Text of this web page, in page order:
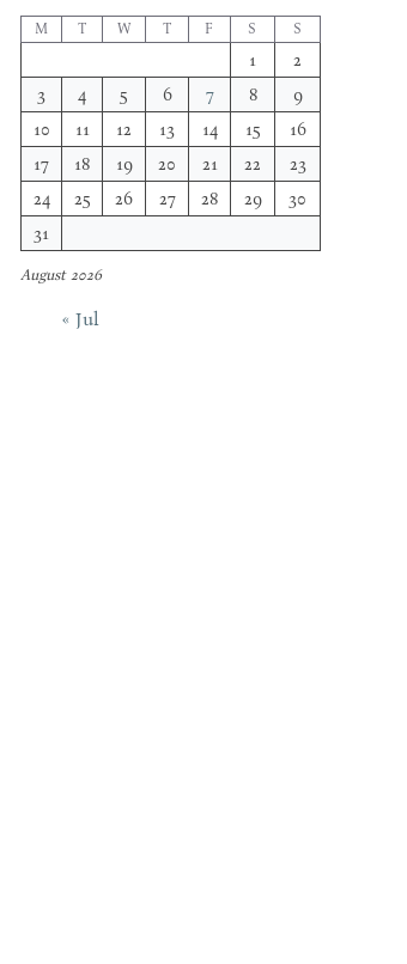
August 2026
M T W T F S S
1
2
3
4 5 6 7 8
9
10
11 12 13 14 15
16
17
18 19 20 21 22
23
24
25 26 27 28 29
30
31
« Jul